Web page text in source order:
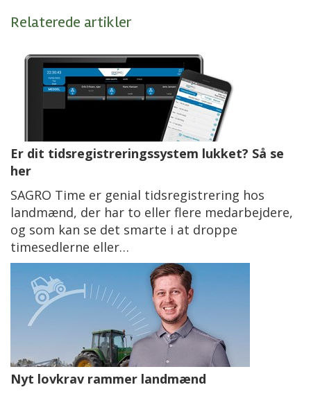
Relaterede artikler
Er dit tidsregistreringssystem lukket? Så se
her
SAGRO Time er genial tidsregistrering hos
landmænd, der har to eller flere medarbejdere,
og som kan se det smarte i at droppe
timesedlerne eller…
Nyt lovkrav rammer landmænd